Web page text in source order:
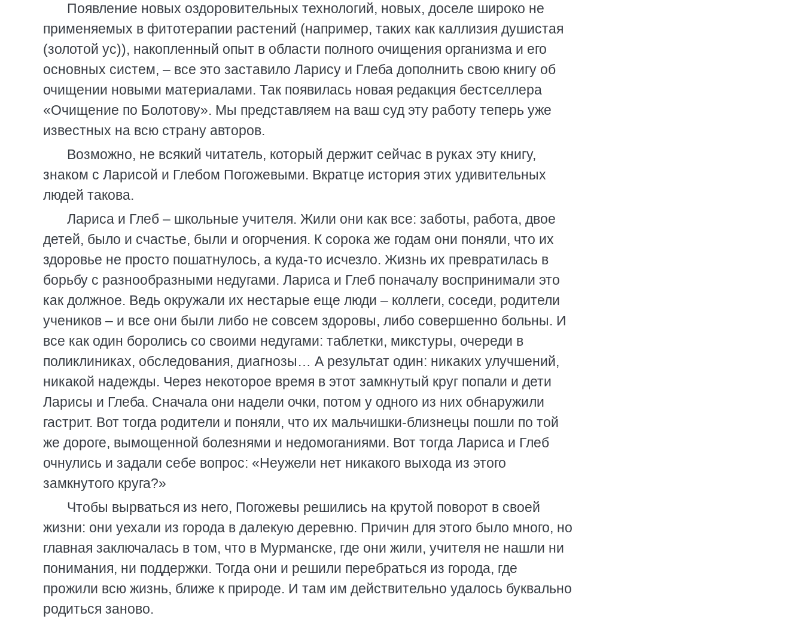
Появление новых оздоровительных технологий, новых, доселе широко не
применяемых в фитотерапии растений (например, таких как каллизия душистая
(золотой ус)), накопленный опыт в области полного очищения организма и его
основных систем, – все это заставило Ларису и Глеба дополнить свою книгу об
очищении новыми материалами. Так появилась новая редакция бестселлера
«Очищение по Болотову». Мы представляем на ваш суд эту работу теперь уже
известных на всю страну авторов.
Возможно, не всякий читатель, который держит сейчас в руках эту книгу,
знаком с Ларисой и Глебом Погожевыми. Вкратце история этих удивительных
людей такова.
Лариса и Глеб – школьные учителя. Жили они как все: заботы, работа, двое
детей, было и счастье, были и огорчения. К сорока же годам они поняли, что их
здоровье не просто пошатнулось, а куда-то исчезло. Жизнь их превратилась в
борьбу с разнообразными недугами. Лариса и Глеб поначалу воспринимали это
как должное. Ведь окружали их нестарые еще люди – коллеги, соседи, родители
учеников – и все они были либо не совсем здоровы, либо совершенно больны. И
все как один боролись со своими недугами: таблетки, микстуры, очереди в
поликлиниках, обследования, диагнозы… А результат один: никаких улучшений,
никакой надежды. Через некоторое время в этот замкнутый круг попали и дети
Ларисы и Глеба. Сначала они надели очки, потом у одного из них обнаружили
гастрит. Вот тогда родители и поняли, что их мальчишки-близнецы пошли по той
же дороге, вымощенной болезнями и недомоганиями. Вот тогда Лариса и Глеб
очнулись и задали себе вопрос: «Неужели нет никакого выхода из этого
замкнутого круга?»
Чтобы вырваться из него, Погожевы решились на крутой поворот в своей
жизни: они уехали из города в далекую деревню. Причин для этого было много, но
главная заключалась в том, что в Мурманске, где они жили, учителя не нашли ни
понимания, ни поддержки. Тогда они и решили перебраться из города, где
прожили всю жизнь, ближе к природе. И там им действительно удалось буквально
родиться заново.